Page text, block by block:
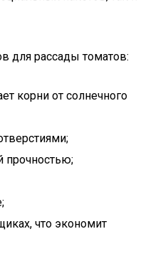
для рассады томатов:
корни от солнечного
прочностью;
что экономит